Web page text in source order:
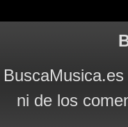
ni de los